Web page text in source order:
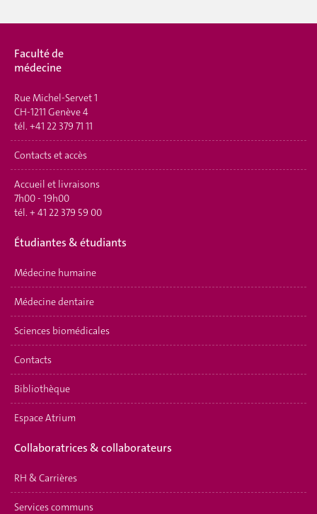
Faculté de
médecine
Rue Michel-Servet 1
CH-1211 Genève 4
tél. +41 22 379 71 11
Contacts et accès
Accueil et livraisons
7h00 - 19h00
tél. + 41 22 379 59 00
Étudiantes & étudiants
Médecine humaine
Médecine dentaire
Sciences biomédicales
Contacts
Bibliothèque
Espace Atrium
Collaboratrices & collaborateurs
RH & Carrières
Services communs